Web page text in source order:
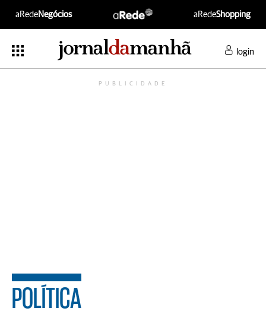
aRedeNegócios aRedeShopping
login
PUBLICIDADE
POLÍTICA